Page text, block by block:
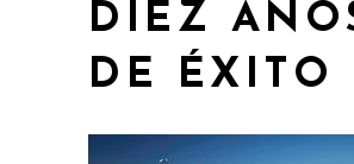
DIEZ
DE ÉXITO